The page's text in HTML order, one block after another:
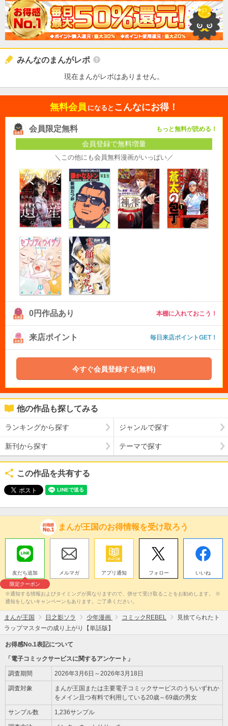
みんなのまんがレポ
現在まんがレポはありません。
無料会員 になると こんなにお得！
会員限定無料 もっと無料が読める！
会員登録で無料増量
＼この他にも会員無料漫画がいっぱい／
0円作品あり 本棚に入れておこう！
来店ポイント 毎日来店ポイントGET！
今すぐ会員登録する(無料)
他の作品も探してみる
ランキングから探す ジャンルで探す
新刊から探す テーマで探す
この作品を共有する
まんが王国のお得情報を受け取ろう
友だち追加
限定クーポン
メルマガ アプリ通知 フォロー いいね
※通知する情報およびタイミングが異なりますので、併せて受け取ることをお勧めします。 ※
通知をしないキャンペーンもあります。ご了承ください。
まんが王国 日之影ソラ 少年漫画 コミックREBEL
見捨てられたト
ラップマスターの成り上がり【単話版】
お得感No.1表記について
「電子コミックサービスに関するアンケート」
調査期間 2026年3月6日～2026年3月18日
調査対象
まんが王国または主要電子コミックサービスのうちいずれか
をメイン且つ有料で利用している20歳～69歳の男女
サンプル数 1,236サンプル